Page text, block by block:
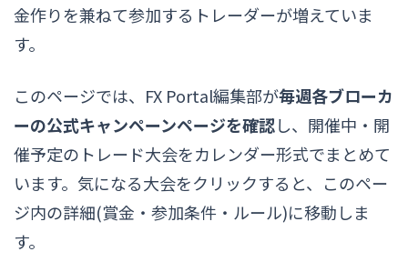
金作りを兼ねて参加するトレーダーが増えていま
す。
このページでは、FX Portal編集部が毎週各ブローカ
ーの公式キャンペーンページを確認し、開催中・開
催予定のトレード大会をカレンダー形式でまとめて
います。気になる大会をクリックすると、このペー
ジ内の詳細(賞金・参加条件・ルール)に移動しま
す。